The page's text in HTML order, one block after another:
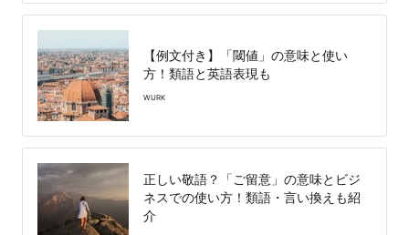
【例文付き】「閾値」の意味と使い
方！類語と英語表現も
WURK
正しい敬語？「ご留意」の意味とビジ
ネスでの使い方！類語・言い換えも紹
介